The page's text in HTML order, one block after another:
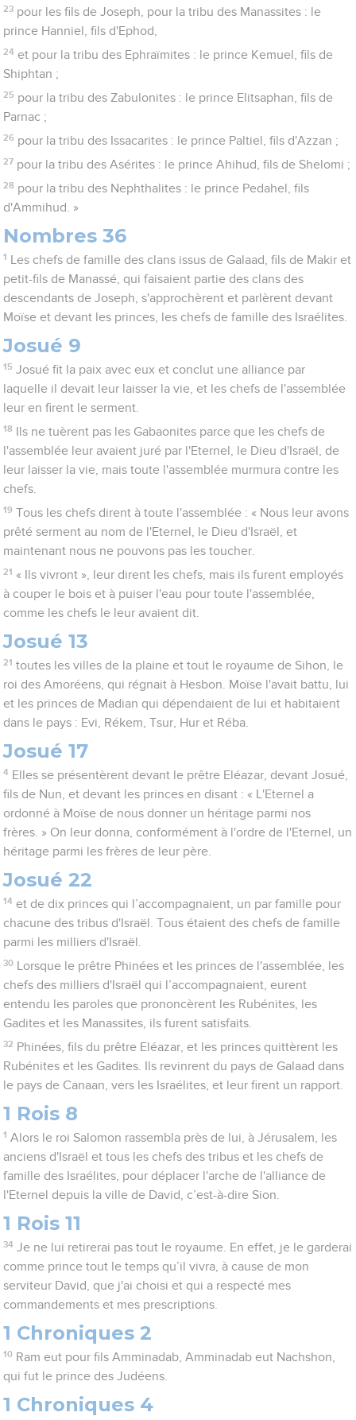
23 pour les fils de Joseph, pour la tribu des Manassites : le
prince Hanniel, fils d'Ephod,
24 et pour la tribu des Ephraïmites : le prince Kemuel, fils de
Shiphtan ;
25 pour la tribu des Zabulonites : le prince Elitsaphan, fils de
Parnac ;
26 pour la tribu des Issacarites : le prince Paltiel, fils d'Azzan ;
27 pour la tribu des Asérites : le prince Ahihud, fils de Shelomi ;
28 pour la tribu des Nephthalites : le prince Pedahel, fils
d'Ammihud. »
Nombres 36
1
Les chefs de famille des clans issus de Galaad, fils de Makir et
petit-fils de Manassé, qui faisaient partie des clans des
descendants de Joseph, s'approchèrent et parlèrent devant
Moïse et devant les princes, les chefs de famille des Israélites.
Josué 9
15 Josué fit la paix avec eux et conclut une alliance par
laquelle il devait leur laisser la vie, et les chefs de l'assemblée
leur en firent le serment.
18
Ils ne tuèrent pas les Gabaonites parce que les chefs de
l'assemblée leur avaient juré par l'Eternel, le Dieu d'Israël, de
leur laisser la vie, mais toute l'assemblée murmura contre les
chefs.
19 Tous les chefs dirent à toute l'assemblée : « Nous leur avons
prêté serment au nom de l'Eternel, le Dieu d'Israël, et
maintenant nous ne pouvons pas les toucher.
21 « Ils vivront », leur dirent les chefs, mais ils furent employés
à couper le bois et à puiser l'eau pour toute l'assemblée,
comme les chefs le leur avaient dit.
Josué 13
21 toutes les villes de la plaine et tout le royaume de Sihon, le
roi des Amoréens, qui régnait à Hesbon. Moïse l'avait battu, lui
et les princes de Madian qui dépendaient de lui et habitaient
dans le pays : Evi, Rékem, Tsur, Hur et Réba.
Josué 17
4 Elles se présentèrent devant le prêtre Eléazar, devant Josué,
fils de Nun, et devant les princes en disant : « L'Eternel a
ordonné à Moïse de nous donner un héritage parmi nos
frères. » On leur donna, conformément à l'ordre de l'Eternel, un
héritage parmi les frères de leur père.
Josué 22
14 et de dix princes qui l’accompagnaient, un par famille pour
chacune des tribus d'Israël. Tous étaient des chefs de famille
parmi les milliers d'Israël.
30
Lorsque le prêtre Phinées et les princes de l'assemblée, les
chefs des milliers d'Israël qui l’accompagnaient, eurent
entendu les paroles que prononcèrent les Rubénites, les
Gadites et les Manassites, ils furent satisfaits.
32 Phinées, fils du prêtre Eléazar, et les princes quittèrent les
Rubénites et les Gadites. Ils revinrent du pays de Galaad dans
le pays de Canaan, vers les Israélites, et leur firent un rapport.
1 Rois 8
1 Alors le roi Salomon rassembla près de lui, à Jérusalem, les
anciens d'Israël et tous les chefs des tribus et les chefs de
famille des Israélites, pour déplacer l'arche de l'alliance de
l'Eternel depuis la ville de David, c’est-à-dire Sion.
1 Rois 11
34 Je ne lui retirerai pas tout le royaume. En effet, je le garderai
comme prince tout le temps qu’il vivra, à cause de mon
serviteur David, que j'ai choisi et qui a respecté mes
commandements et mes prescriptions.
1 Chroniques 2
10 Ram eut pour fils Amminadab, Amminadab eut Nachshon,
qui fut le prince des Judéens.
1 Chroniques 4